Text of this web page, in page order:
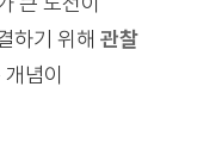
하기 위해 관찰
념이